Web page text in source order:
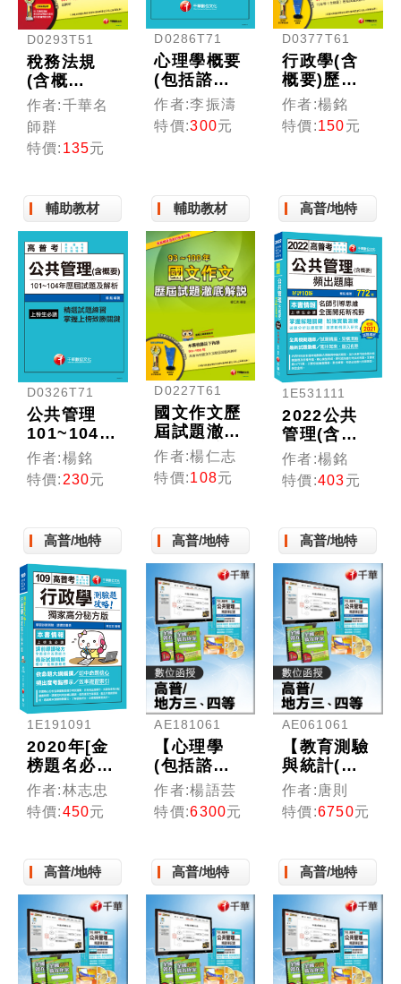
D0293T51
稅務法規
(含概
要)101~103
年歷屆試題
澈底解說
[高普地特]
作者:千華名
師群
特價: 135元
D0286T71
心理學概要
(包括諮商
與輔
導)102~105
年歷年試題
作者:李振濤
特價:300元
D0377T61
行政學(含
概要)歷屆
試題澈底解
說[高普、
地特、農田
作者:楊銘
特價:150元
輔助教材
D0326T71
公共管理
101~104年
歷年試題澈
底解說[高
普地特]
作者:楊銘
特價: 230元
輔助教材
D0227T61
國文作文歷
屆試題澈底
解說[高普]
作者:楊仁志
特價:108元
高普/地特
1E531111
2022公共
管理(含概
要)頻出題
庫：擬答範
例深入研
考/地方特
考/各類特
考）
作者:楊銘
特價:403元
高普/地特
1E191091
2020年[金
榜題名必備
專書]行政
學--獨家高
分秘方版測
〔高普考、
地方特考、
各類特考〕
作者:林志忠
特價:450元
高普/地特
AE181061
【心理學
(包括諮商
與輔導)】
高普考／三
四等特考
作者:楊語芸
特價:6300元
高普/地特
AE061061
【教育測驗
與統計(含
概要)】高
普考／三四
等特考 (光
作者:唐則
特價:6750元
高普/地特 高普/地特 高普/地特